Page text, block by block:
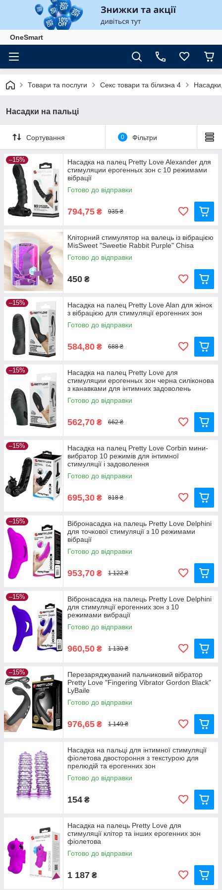
OneSmart
Товари та послуги Секс товари та білизна 4
Насадки на пальці
Сортування 0 Фільтри
–15%
Насадка на палец Pretty Love Alexander для
стимуляции ерогенных зон с 10 режимами
вібрації
Готово до відправки
794,75 ₴ 935 ₴
Кліторний стимулятор на валець із вібрацією
MisSweet "Sweetie Rabbit Purple" Chisa
Готово до відправки
450 ₴
–15%
Насадка на палец Pretty Love Alan для жінок
з вібрацією для стимуляції ерогенних зон
Готово до відправки
584,80 ₴ 688 ₴
–15%
Насадка на палец Pretty Love для
стимуляции ерогенных зон черна силіконова
з канавками для інтимних задоволень
Готово до відправки
562,70 ₴ 662 ₴
–15%
Насадка на палец Pretty Love Corbin мини-
вибратор 10 режимів для інтимної
стимуляції і задоволення
Готово до відправки
695,30 ₴ 818 ₴
–15%
Вібронасадка на палець Pretty Love Delphini
для точкової стимуляції з 10 режимами
вібрації
Готово до відправки
953,70 ₴ 1 122 ₴
–15%
Вібронасадка на палець Pretty Love Delphini
для стимуляції ерогенних зон з 10
режимами вибрації
Готово до відправки
960,50 ₴ 1 130 ₴
–15%
Перезаряджуваний пальчиковий вібратор
Pretty Love "Fingering Vibrator Gordon Black"
LyBaile
Готово до відправки
976,65 ₴ 1 149 ₴
Насадка на пальці для інтимної стимуляції
фіолетова двостороння з текстурою для
прелюдій та ерогенних зон
Готово до відправки
154 ₴
Насадка на палець Pretty Love для
стимуляції клітор та інших ерогенних зон
фіолетова
Готово до відправки
1 187 ₴